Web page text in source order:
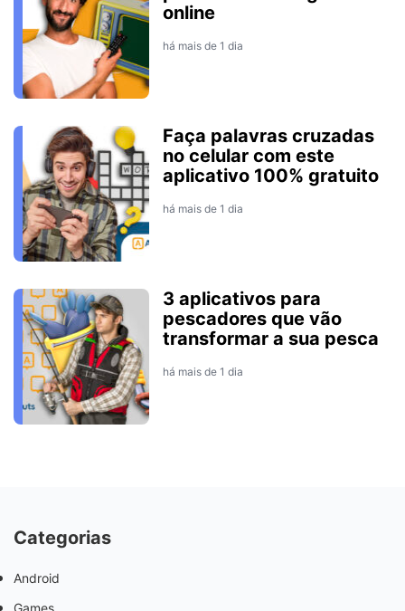
online
há mais de 1 dia
Faça palavras cruzadas
no celular com este
aplicativo 100% gratuito
há mais de 1 dia
3 aplicativos para
pescadores que vão
transformar a sua pesca
há mais de 1 dia
Categorias
Android
Games